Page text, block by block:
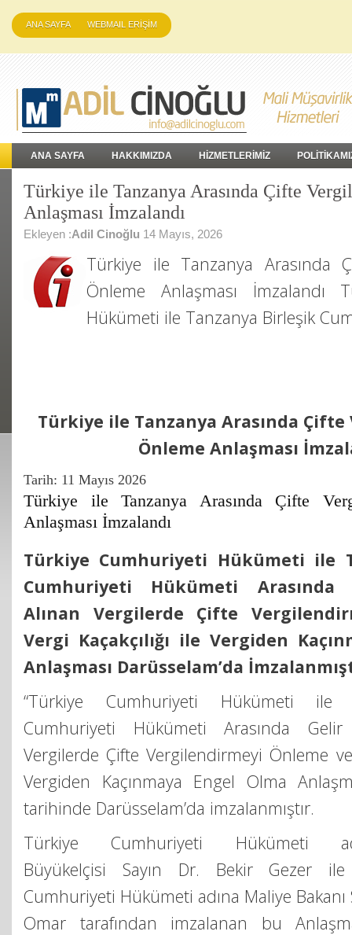
ANA SAYFA WEBMAIL ERİŞİM
ANA SAYFA HAKKIMIZDA HİZMETLERİMİZ
Türkiye ile Tanzanya Arasında Çifte
Anlaşması İmzalandı
Ekleyen :Adil Cinoğlu 14 Mayıs, 2026
Türkiye ile Tanzanya Arasında
Önleme Anlaşması İmzalandı
Hükümeti ile Tanzanya Birleşik
Türkiye ile Tanzanya Arasında
Önleme Anlaşması
Tarih: 11 Mayıs 2026
Türkiye ile Tanzanya Arasında Çifte
Anlaşması İmzalandı
Türkiye Cumhuriyeti Hükümeti ile
Cumhuriyeti Hükümeti Arasında
Alınan Vergilerde Çifte
Vergi Kaçakçılığı ile Vergiden
Anlaşması Darüsselam’da
“Türkiye Cumhuriyeti Hükümeti ile
Cumhuriyeti Hükümeti Arasında
Vergilerde Çifte Vergilendirmeyi Önleme ve
Vergiden Kaçınmaya Engel Olma
tarihinde Darüsselam’da imzalanmıştır.
Türkiye Cumhuriyeti Hükümeti
Büyükelçisi Sayın Dr. Bekir Gezer
Cumhuriyeti Hükümeti adına Maliye Bakanı
Omar tarafından imzalanan bu